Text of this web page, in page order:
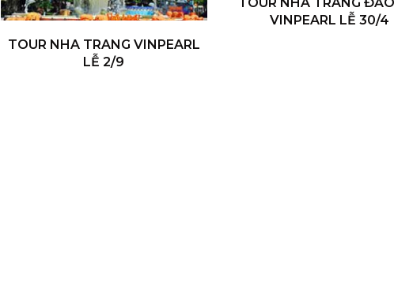
TOUR NHA TRANG VINPEARL
LỄ 2/9
VINPEARL LỄ 30/4